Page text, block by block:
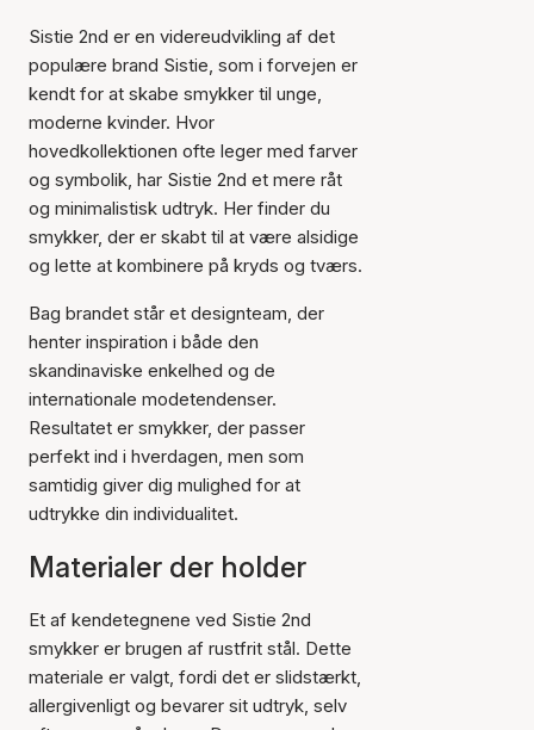
Sistie 2nd er en videreudvikling af det
populære brand Sistie, som i forvejen er
kendt for at skabe smykker til unge,
moderne kvinder. Hvor
hovedkollektionen ofte leger med farver
og symbolik, har Sistie 2nd et mere råt
og minimalistisk udtryk. Her finder du
smykker, der er skabt til at være alsidige
og lette at kombinere på kryds og tværs.
Bag brandet står et designteam, der
henter inspiration i både den
skandinaviske enkelhed og de
internationale modetendenser.
Resultatet er smykker, der passer
perfekt ind i hverdagen, men som
samtidig giver dig mulighed for at
udtrykke din individualitet.
Materialer der holder
Et af kendetegnene ved Sistie 2nd
smykker er brugen af rustfrit stål. Dette
materiale er valgt, fordi det er slidstærkt,
allergivenligt og bevarer sit udtryk, selv